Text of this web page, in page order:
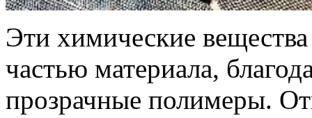
Эти химические
частью материала,
прозрачные полимеры.